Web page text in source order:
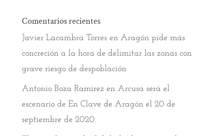
Comentarios recientes
Javier Lacambra Torresen Aragón pide más
concreción a la hora de delimitar las zonas con
grave riesgo de despoblación
Antonio Boza Ramirez en Arcusa será el
escenario de En Clave de Aragón el 20 de
septiembre de 2020